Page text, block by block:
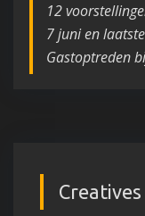
12
7 juni en
Gastoptreden
Creatives